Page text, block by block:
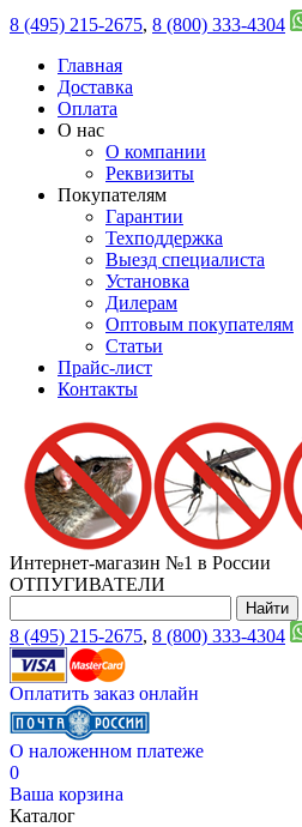
8 (495) 215-2675, 8 (800) 333-4304
Главная
Доставка
Оплата
О нас
О компании
Реквизиты
Покупателям
Гарантии
Техподдержка
Выезд специалиста
Установка
Дилерам
Оптовым покупателям
Статьи
Прайс-лист
Контакты
Интернет-магазин №1 в России
ОТПУГИВАТЕЛИ
8 (495) 215-2675, 8 (800) 333-4304
Оплатить заказ онлайн
О наложенном платеже
0
Ваша корзина
Каталог